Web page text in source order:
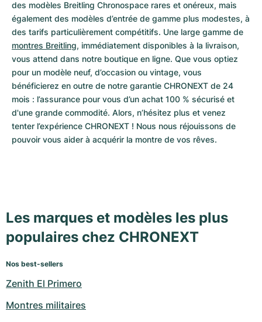
des modèles Breitling Chronospace rares et onéreux, mais
également des modèles d’entrée de gamme plus modestes, à
montres Breitling, immédiatement disponibles à la livraison,
vous attend dans notre boutique en ligne. Que vous optiez
pour un modèle neuf, d’occasion ou vintage, vous
bénéficierez en outre de notre garantie CHRONEXT de 24
mois : l’assurance pour vous d’un achat 100 % sécurisé et
d'une grande commodité. Alors, n’hésitez plus et venez
tenter l’expérience CHRONEXT ! Nous nous réjouissons de
pouvoir vous aider à acquérir la montre de vos rêves.
Les marques et modèles les plus
populaires chez CHRONEXT
Nos best-sellers
Zenith El Primero
Montres militaires